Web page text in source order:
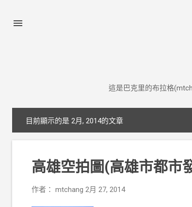
這是巴克里的布拉格
表
目前顯示的是 2月, 2014的文章
高雄空拍圖(高雄市都市
作者： mtchang 2月 27, 2014